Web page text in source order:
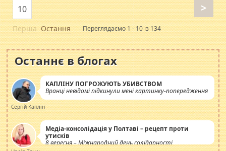
Перша
10
>
Остання Переглядаємо 1 - 10 із 134
Останнє в блогах
КАПЛІНУ ПОГРОЖУЮТЬ УБИВСТВОМ
Вранці невідомі підкинули мені картинку-попередження
Сергій Каплін
Медіа-консолідація у Полтаві – рецепт проти
утисків
8 вересня – Міжнародний день солідарності